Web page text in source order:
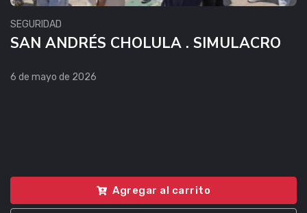
SEGURIDAD
SAN ANDRÉS CHOLULA . SIMULACRO
6 de mayo de 2026
Agregar al carrito